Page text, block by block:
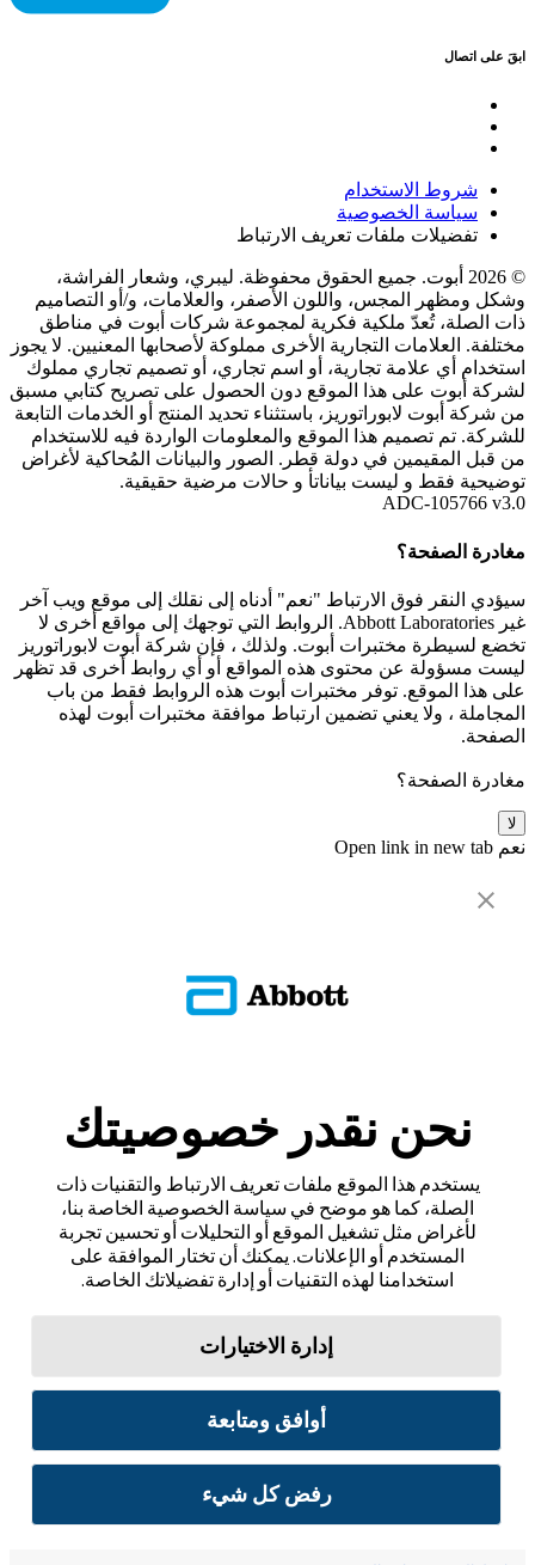
ابقَ على اتصال
شروط الاستخدام
سياسة الخصوصية
تفضيلات ملفات تعريف الارتباط
© 2026 أبوت. جميع الحقوق محفوظة. ليبري، وشعار الفراشة،
وشكل ومظهر المجس، واللون الأصفر، والعلامات، و/أو التصاميم
ذات الصلة، تُعدّ ملكية فكرية لمجموعة شركات أبوت في مناطق
مختلفة. العلامات التجارية الأخرى مملوكة لأصحابها المعنيين. لا يجوز
استخدام أي علامة تجارية، أو اسم تجاري، أو تصميم تجاري مملوك
لشركة أبوت على هذا الموقع دون الحصول على تصريح كتابي مسبق
من شركة أبوت لابوراتوريز، باستثناء تحديد المنتج أو الخدمات التابعة
للشركة. تم تصميم هذا الموقع والمعلومات الواردة فيه للاستخدام
من قبل المقيمين في دولة قطر. الصور والبيانات المُحاكية لأغراض
توضيحية فقط و ليست بياناتأ و حالات مرضية حقيقية.
ADC-105766 v3.0
مغادرة الصفحة؟
سيؤدي النقر فوق الارتباط "نعم" أدناه إلى نقلك إلى موقع ويب آخر
غير Abbott Laboratories. الروابط التي توجهك إلى مواقع أخرى لا
تخضع لسيطرة مختبرات أبوت. ولذلك ، فإن شركة أبوت لابوراتوريز
ليست مسؤولة عن محتوى هذه المواقع أو أي روابط أخرى قد تظهر
على هذا الموقع. توفر مختبرات أبوت هذه الروابط فقط من باب
المجاملة ، ولا يعني تضمين ارتباط موافقة مختبرات أبوت لهذه
الصفحة.
مغادرة الصفحة؟
لا
نعم Open link in new tab
نحن نقدر خصوصيتك
يستخدم هذا الموقع ملفات تعريف الارتباط والتقنيات ذات
الصلة، كما هو موضح في سياسة الخصوصية الخاصة بنا،
لأغراض مثل تشغيل الموقع أو التحليلات أو تحسين تجربة
المستخدم أو الإعلانات. يمكنك أن تختار الموافقة على
استخدامنا لهذه التقنيات أو إدارة تفضيلاتك الخاصة.
إدارة الاختيارات
أوافق ومتابعة
رفض كل شيء